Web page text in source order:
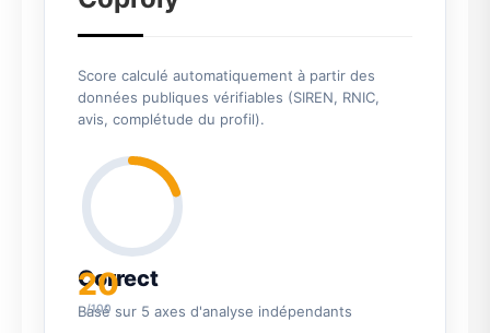
Score calculé automatiquement à partir des
données publiques vérifiables (SIREN, RNIC,
avis, complétude du profil).
20
/100
Correct
Basé sur 5 axes d'analyse indépendants